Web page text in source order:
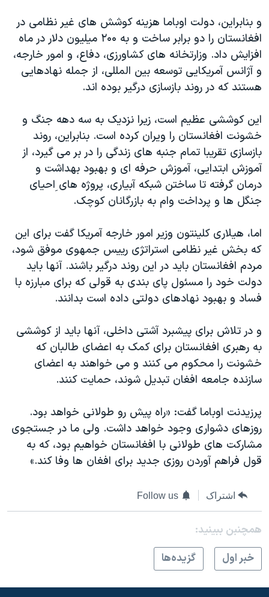
قانون شفافیت دارائی کادر رهبری ایران
اعتراضات مردمی آبان ۹۸
اسرائیل در جنگ
نرگس محمدی برنده جایزه نوبل صلح
صفحه‌های ویژه
سفر پرزیدنت ترامپ به چین
و بنابراین، دولت اوباما هزینه کوشش های غیر نظامی در
افغانستان را دو برابر ساخت و به ۲۰۰ میلیون دلار در ماه
افزایش داد. وزارتخانه های کشاورزی، دفاع، و امور خارجه،
و آژانس آمریکایی توسعه بین المللی، از جمله نهادهایی
هستند که در روند بازسازی درگیر بوده اند.
این کوششی عظیم است، زیرا نزدیک به سه دهه جنگ و
خشونت افغانستان را ویران کرده است. بنابراین، روند
بازسازی تقریبا تمام جنبه های زندگی را در بر می گیرد، از
آموزش ابتدایی، آموزش حرفه ای و بهبود بهداشت و
درمان گرفته تا ساختن شبکه آبیاری، پروژه های ِاحیای
جنگل ها و پرداخت وام به بازرگانان کوچک.
اما، هیلاری کلینتون وزیر امور خارجه آمریکا گفت برای این
که بخش غیر نظامی استراتژی رییس جمهوی موفق شود،
مردم افغانستان باید در این روند درگیر باشند. آنها باید
دولت خود را مسئول پای بندی به قولی که برای مبارزه با
فساد و بهبود نهادهای دولتی داده است بدانند.
و در تلاش برای پیشبرد آشتی داخلی، آنها باید از کوششی
به رهبری افغانستان برای کمک به اعضای طالبان که
خشونت را محکوم می کنند و می خواهند به اعضای
سازنده جامعه افغان تبدیل شوند، حمایت کنند.
پرزیدنت اوباما گفت: «راه پیش رو طولانی خواهد بود.
روزهای دشواری وجود خواهد داشت. ولی ما در جستجوی
مشارکت های طولانی با افغانستان خواهیم بود، که به
قول فراهم آوردن روزی جدید برای افغان ها وفا کند.»
اشتراک Follow us
همچنبن ببینید:
خبر اول
گزيده‌ها